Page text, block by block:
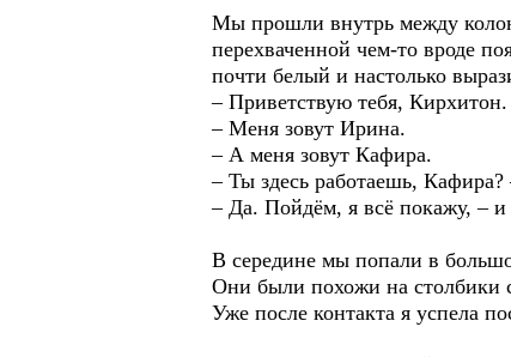
Мы прошли внутрь между
перехваченной чем-то вроде
почти белый и настолько
– Приветствую тебя, Кирхитон.
– Меня зовут Ирина.
– А меня зовут Кафира.
– Ты здесь работаешь, Кафира?
– Да. Пойдём, я всё покажу, – и
В середине мы попали в
Они были похожи на столбики
Уже после контакта я успела